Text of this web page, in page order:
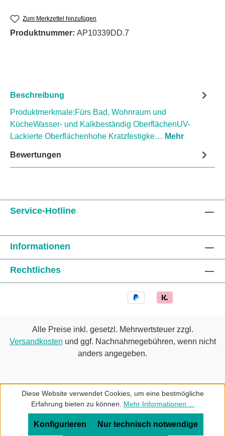
Zum Merkzettel hinzufügen
Produktnummer: AP10339DD.7
Beschreibung
Produktmerkmale:Fürs Bad, Wohnraum und
KücheWasser- und Kalkbeständig OberflächenUV-
Lackierte Oberflächenhohe Kratzfestigke… Mehr
Bewertungen
Service-Hotline
Informationen
Rechtliches
Alle Preise inkl. gesetzl. Mehrwertsteuer zzgl.
Versandkosten und ggf. Nachnahmegebühren, wenn nicht
anders angegeben.
Diese Website verwendet Cookies, um eine bestmögliche
Erfahrung bieten zu können. Mehr Informationen ...
Nur technisch notwendige
Konfigurieren